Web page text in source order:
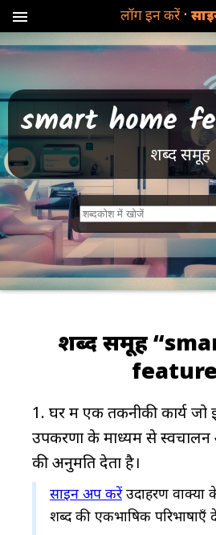
menu लॉग इन करें·
smart home
शब्द समूह
शब्द समूह
घर में एक तकनीकी कार्य
उपकरणों के माध्यम से स्वचालन
की अनुमति देता है।
साइन अप करेंउदाहरण वाक्यों
शब्द की एकभाषिक परिभाषाएँ